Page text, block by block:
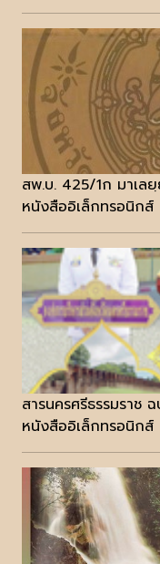
สพ.บ. 425/1ก มาเล
หนังสืออิเล็กทรอนิกส์
สารนครศรีธรรมราช
หนังสืออิเล็กทรอนิกส์